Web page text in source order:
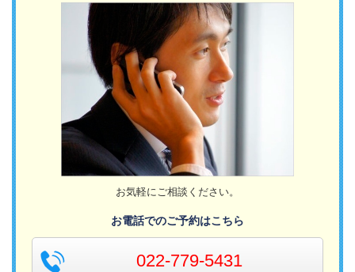
お気軽にご相談ください。
お電話でのご予約はこちら
022-779-5431